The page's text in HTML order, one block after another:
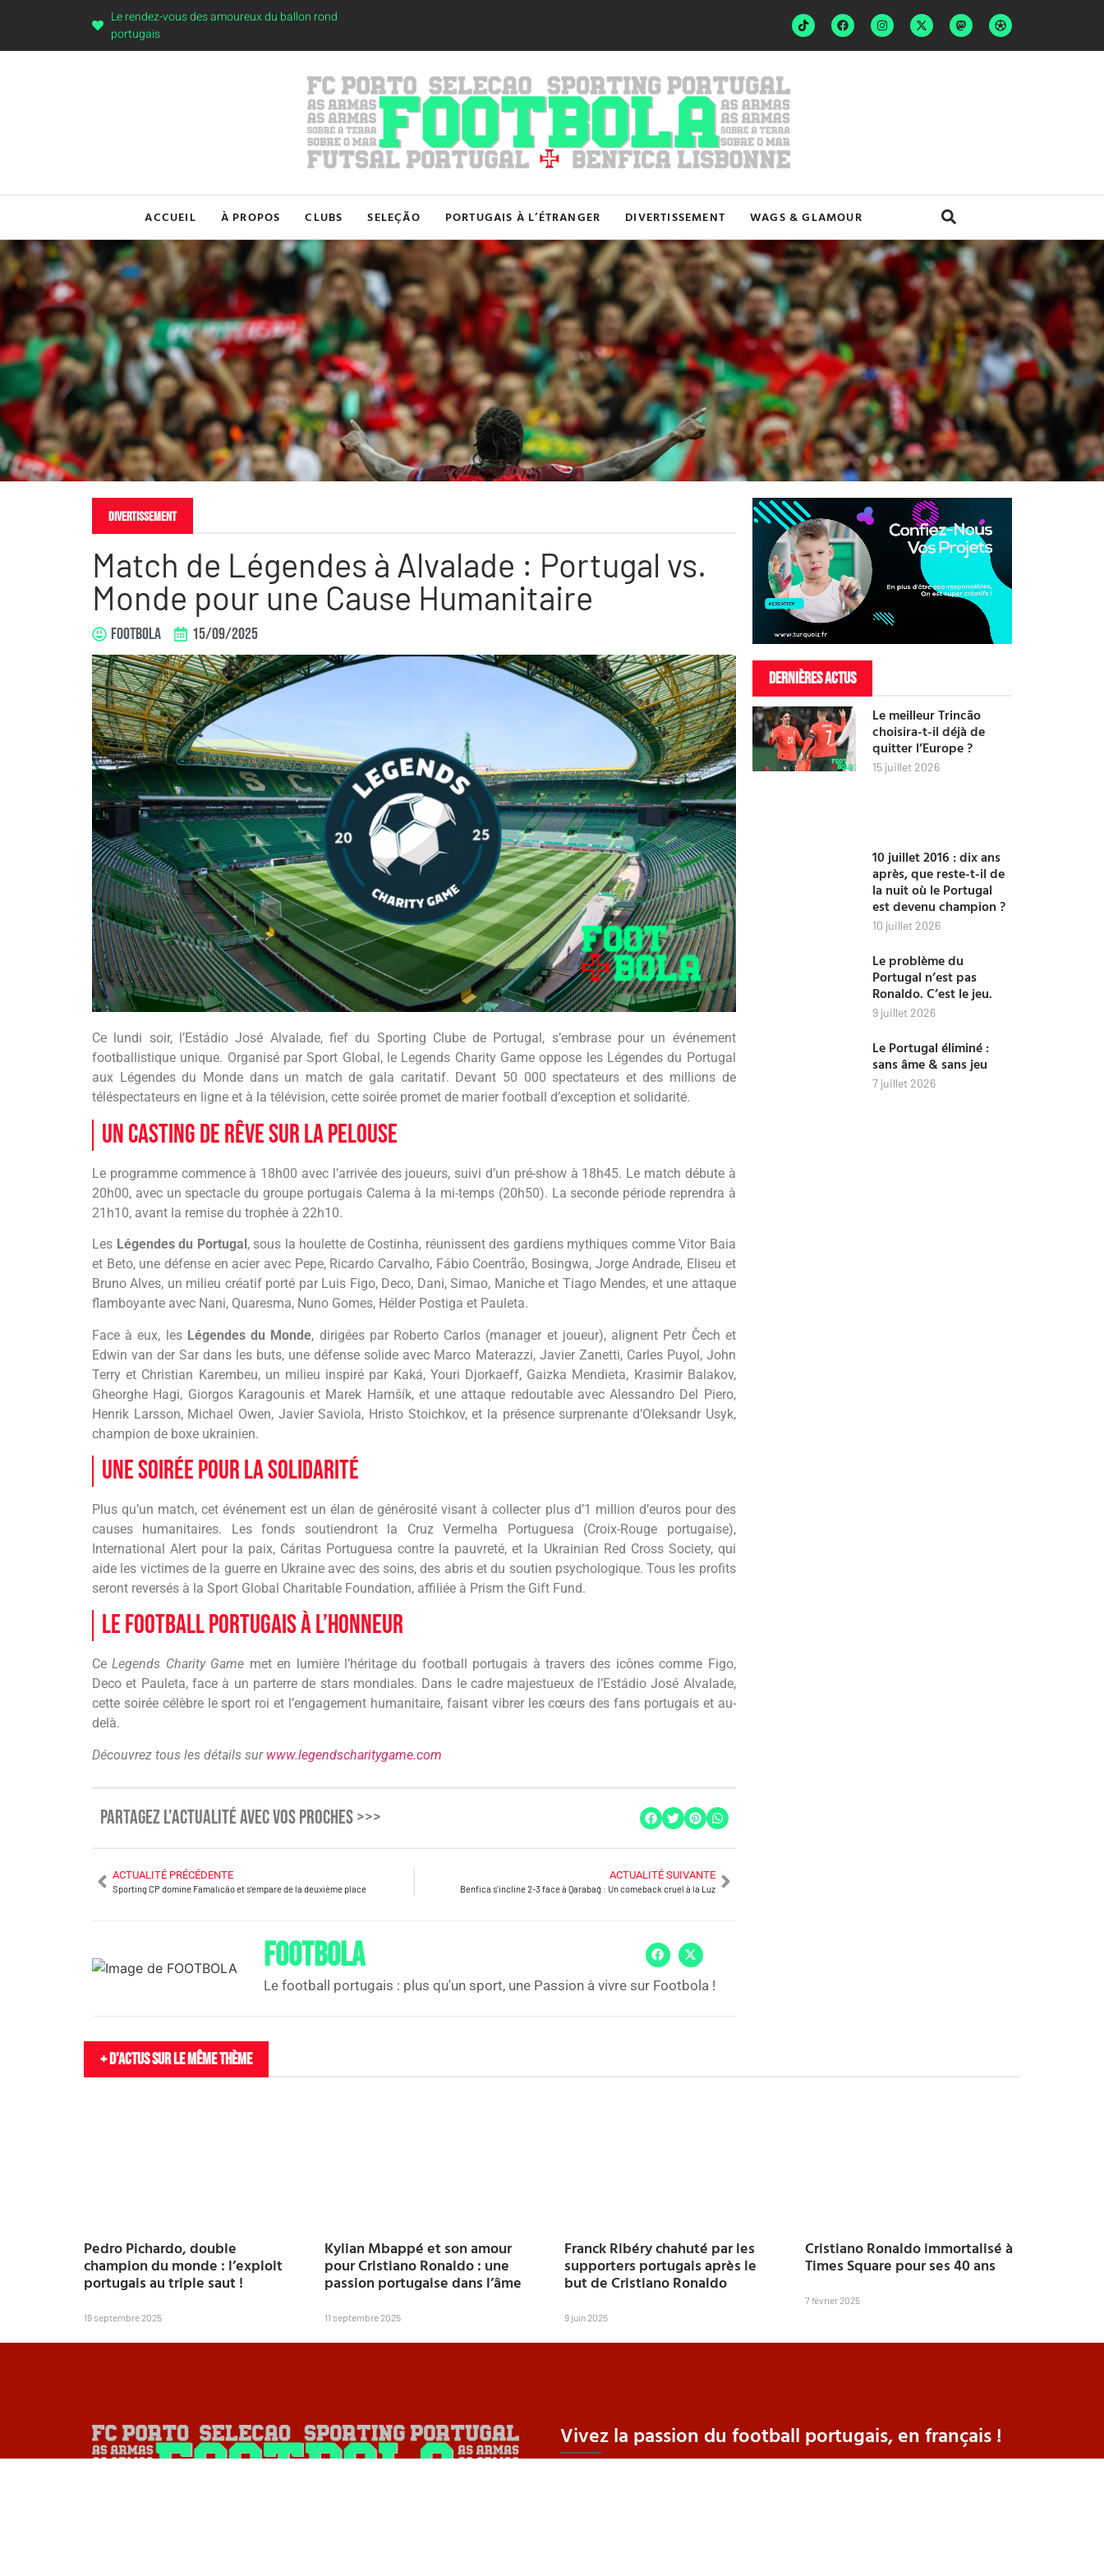
Le rendez-vous des amoureux du ballon rond
portugais
ACCUEIL À PROPOS CLUBS SELEÇÃO PORTUGAIS À L’ÉTRANGER DIVERTISSEMENT WAGS & GLAMOUR
Divertissement
Match de Légendes à Alvalade : Portugal vs.
Monde pour une Cause Humanitaire
FOOTBOLA 15/09/2025
Ce lundi soir, l’Estádio José Alvalade, fief du Sporting Clube de Portugal, s’embrase pour un événement
footballistique unique. Organisé par Sport Global, le Legends Charity Game oppose les Légendes du Portugal
aux Légendes du Monde dans un match de gala caritatif. Devant 50 000 spectateurs et des millions de
téléspectateurs en ligne et à la télévision, cette soirée promet de marier football d’exception et solidarité.
Un Casting de Rêve sur la Pelouse
Le programme commence à 18h00 avec l’arrivée des joueurs, suivi d’un pré-show à 18h45. Le match débute à
20h00, avec un spectacle du groupe portugais Calema à la mi-temps (20h50). La seconde période reprendra à
21h10, avant la remise du trophée à 22h10.
Les Légendes du Portugal, sous la houlette de Costinha, réunissent des gardiens mythiques comme Vitor Baia
et Beto, une défense en acier avec Pepe, Ricardo Carvalho, Fábio Coentrão, Bosingwa, Jorge Andrade, Eliseu et
Bruno Alves, un milieu créatif porté par Luis Figo, Deco, Dani, Simao, Maniche et Tiago Mendes, et une attaque
flamboyante avec Nani, Quaresma, Nuno Gomes, Hélder Postiga et Pauleta.
Face à eux, les Légendes du Monde, dirigées par Roberto Carlos (manager et joueur), alignent Petr Čech et
Edwin van der Sar dans les buts, une défense solide avec Marco Materazzi, Javier Zanetti, Carles Puyol, John
Terry et Christian Karembeu, un milieu inspiré par Kaká, Youri Djorkaeff, Gaizka Mendieta, Krasimir Balakov,
Gheorghe Hagi, Giorgos Karagounis et Marek Hamšík, et une attaque redoutable avec Alessandro Del Piero,
Henrik Larsson, Michael Owen, Javier Saviola, Hristo Stoichkov, et la présence surprenante d’Oleksandr Usyk,
champion de boxe ukrainien.
Une Soirée pour la Solidarité
Plus qu’un match, cet événement est un élan de générosité visant à collecter plus d’1 million d’euros pour des
causes humanitaires. Les fonds soutiendront la Cruz Vermelha Portuguesa (Croix-Rouge portugaise),
International Alert pour la paix, Cáritas Portuguesa contre la pauvreté, et la Ukrainian Red Cross Society, qui
aide les victimes de la guerre en Ukraine avec des soins, des abris et du soutien psychologique. Tous les profits
seront reversés à la Sport Global Charitable Foundation, affiliée à Prism the Gift Fund.
Le Football Portugais à l’Honneur
CeLegends Charity Game met en lumière l’héritage du football portugais à travers des icônes comme Figo,
Deco et Pauleta, face à un parterre de stars mondiales. Dans le cadre majestueux de l’Estádio José Alvalade,
cette soirée célèbre le sport roi et l’engagement humanitaire, faisant vibrer les cœurs des fans portugais et au-
delà.
Découvrez tous les détails sur www.legendscharitygame.com
PARTAGEZ L'ACTUALITÉ AVEC VOS PROCHES >>>
ACTUALITÉ PRÉCÉDENTE
Sporting CP domine Famalicão et s’empare de la deuxième place
ACTUALITÉ SUIVANTE
Benfica s’incline 2-3 face à Qarabağ : Un comeback cruel à la Luz
FOOTBOLA
Le football portugais : plus qu'un sport, une Passion à vivre sur Footbola !
DERNIÈRES ACTUS
Le meilleur Trincão
choisira-t-il déjà de
quitter l’Europe ?
15 juillet 2026
10 juillet 2016 : dix ans
après, que reste-t-il de
la nuit où le Portugal
est devenu champion ?
10 juillet 2026
Le problème du
Portugal n’est pas
Ronaldo. C’est le jeu.
9 juillet 2026
Le Portugal éliminé :
sans âme & sans jeu
7 juillet 2026
+ D'actus sur le même thème
Pedro Pichardo, double
champion du monde : l’exploit
portugais au triple saut !
19 septembre 2025
Kylian Mbappé et son amour
pour Cristiano Ronaldo : une
passion portugaise dans l’âme
11 septembre 2025
Franck Ribéry chahuté par les
supporters portugais après le
but de Cristiano Ronaldo
9 juin 2025
Cristiano Ronaldo immortalisé à
Times Square pour ses 40 ans
7 février 2025
Vivez la passion du football portugais, en français !